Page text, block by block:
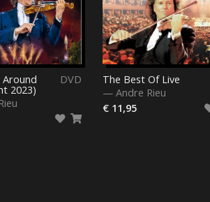
DVD
Around
2023)
The Best Of Live
—Andre Rieu
€ 11,95